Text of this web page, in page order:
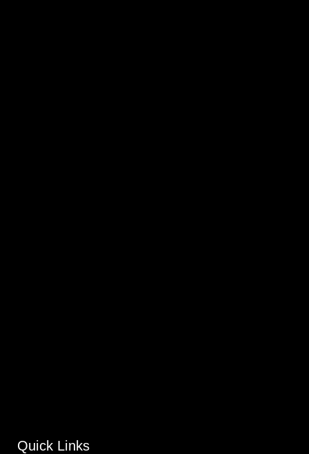
Quick Links